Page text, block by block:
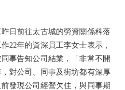
前往太古城的勞資關係科落
22年的資深員工李女士表示，
事告知公司結業，「非常不開
對公司、同事及街坊都有深厚
發現公司經營欠佳，與同事期